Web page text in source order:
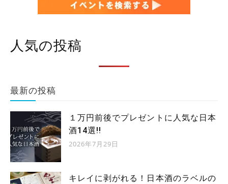
人気の投稿
最新の投稿
１万円前後でプレゼントに人気な日本
酒14選!!
2026年7月29日
キレイに剥がれる！日本酒のラベルの